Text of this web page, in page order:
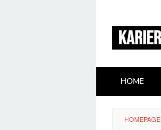
konten
HOME
HOMEPAGE